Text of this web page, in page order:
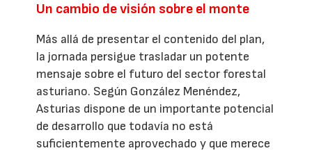
Un cambio de visión sobre el monte
Más allá de presentar el contenido del plan,
la jornada persigue trasladar un potente
mensaje sobre el futuro del sector forestal
asturiano. Según González Menéndez,
Asturias dispone de un importante potencial
de desarrollo que todavía no está
suficientemente aprovechado y que merece